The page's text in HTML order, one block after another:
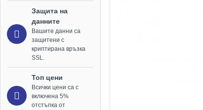
Защита на
данните
Вашите данни са
защитени с
криптирана връзка
SSL.
Топ цени
Всички цени са с
включена 5%
отстъпка от